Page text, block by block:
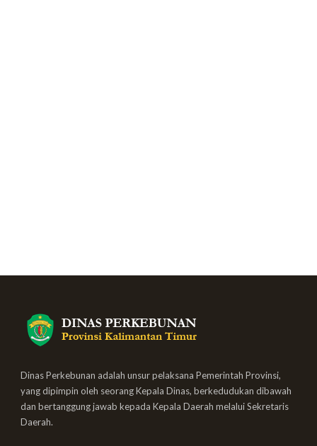
Dinas Perkebunan adalah unsur pelaksana Pemerintah Provinsi,
yang dipimpin oleh seorang Kepala Dinas, berkedudukan dibawah
dan bertanggung jawab kepada Kepala Daerah melalui Sekretaris
Daerah.